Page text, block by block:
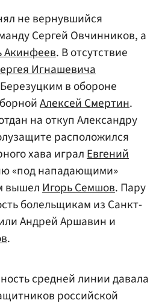
не вернувшийся
Сергей Овчинников, а
Акинфеев. В отсутствие
Игнашевича
в обороне
Алексей Смертин.
на откуп Александру
расположился
хава игралЕвгений
«под нападающими»
вышелИгорь Семшов. Пару
болельщикам из Санкт-
Андрей Аршавин и
.
средней линии давала
российской